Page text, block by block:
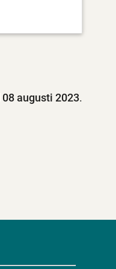
08 augusti 2023.